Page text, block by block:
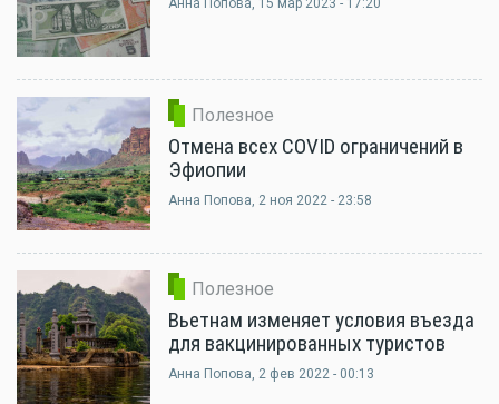
Анна Попова, 15 мар 2023 - 17:20
Полезное
Отмена всех COVID ограничений в
Эфиопии
Анна Попова, 2 ноя 2022 - 23:58
Полезное
Вьетнам изменяет условия въезда
для вакцинированных туристов
Анна Попова, 2 фев 2022 - 00:13